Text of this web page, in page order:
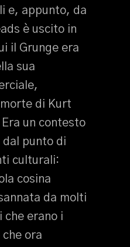
e, appunto, da
è uscito in
il Grunge era
sua
di Kurt
un contesto
punto di
culturali:
cosina
da molti
che erano i
ora